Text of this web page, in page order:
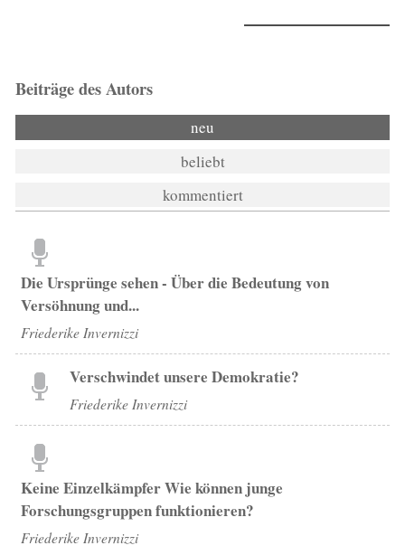
Beiträge des Autors
neu
beliebt
kommentiert
Die Ursprünge sehen - Über die Bedeutung von
Versöhnung und...
Friederike Invernizzi
Verschwindet unsere Demokratie?
Friederike Invernizzi
Keine Einzelkämpfer Wie können junge
Forschungsgruppen funktionieren?
Friederike Invernizzi